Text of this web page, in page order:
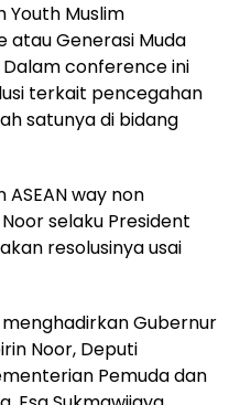
Youth Muslim
atau Generasi Muda
Dalam conference ini
terkait pencegahan
satunya di bidang
way non
selaku President
resolusinya usai
menghadirkan Gubernur
Noor, Deputi
Pemuda dan